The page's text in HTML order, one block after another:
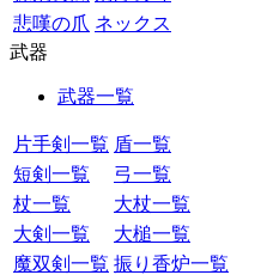
悲嘆の爪 ネックス
武器
武器一覧
片手剣一覧 盾一覧
短剣一覧
弓一覧
杖一覧
大杖一覧
大剣一覧
大槌一覧
魔双剣一覧 振り香炉一覧